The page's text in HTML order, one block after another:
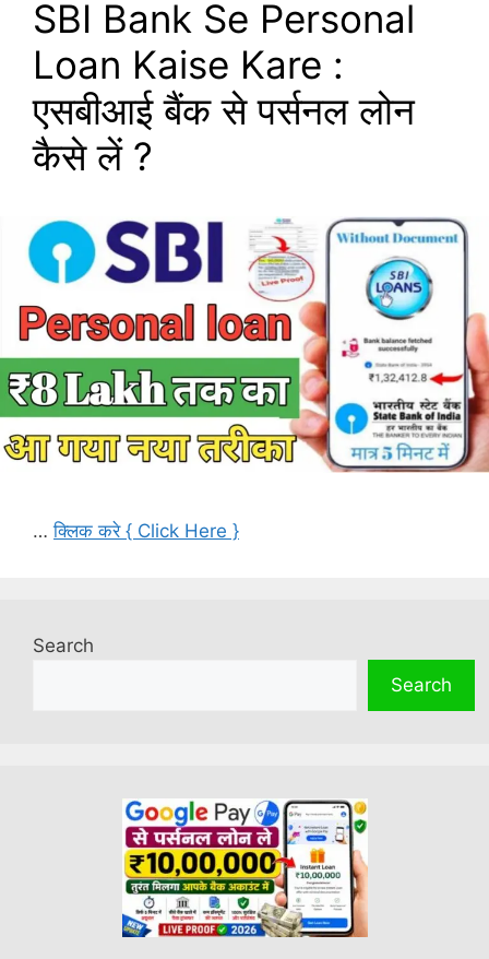
SBI Bank Se Personal
Loan Kaise Kare :
एसबीआई बैंक से पर्सनल लोन
कैसे लें ?
…क्लिक करे { Click Here }
Search
Search